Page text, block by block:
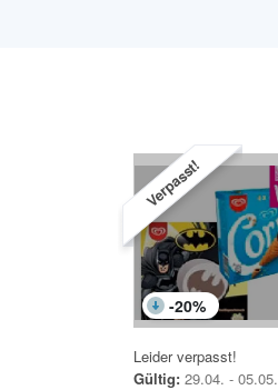
Verpasst!
-20%
Leider verpasst!
Gültig: 29.04. - 05.05.